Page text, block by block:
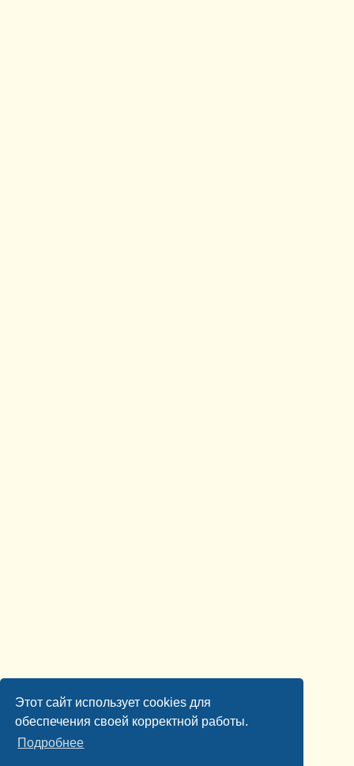
Этот сайт использует cookies для
обеспечения своей корректной работы.
Подробнее